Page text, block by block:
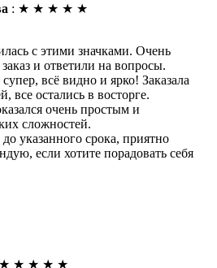
: ★ ★ ★ ★ ★
с этими значками. Очень
и ответили на вопросы.
всё видно и ярко! Заказала
все остались в восторге.
очень простым и
сложностей.
указанного срока, приятно
если хотите порадовать себя
★ ★ ★ ★ ★